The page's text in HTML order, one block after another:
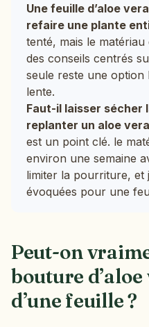
Une feuille d’aloe
refaire une plante
tenté, mais le
des conseils centrés
seule reste une option
lente.
Faut-il laisser sécher
replanter un aloe
est un point clé. le
environ une semaine
limiter la pourriture, et
évoquées pour une
Peut-on
bouture
d’une feuille ?